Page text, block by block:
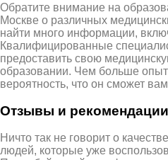
Обратите внимание на
Москве о различных
найти много информации,
Квалифицированные
предоставить свою
образовании. Чем больше
вероятность, что он сможет
Отзывы и рекомендации
Ничто так не говорит о
людей, которые уже